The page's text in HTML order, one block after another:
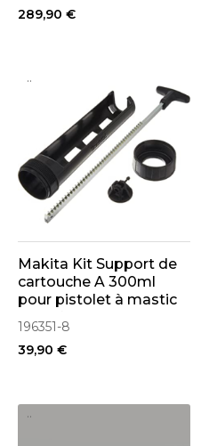
289,90 €
..
Makita Kit Support de
cartouche A 300ml
pour pistolet à mastic
sans fil DCG180,
CG100D (196351-8)
196351-8
39,90 €
..